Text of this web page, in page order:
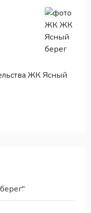
ЖК Ясный